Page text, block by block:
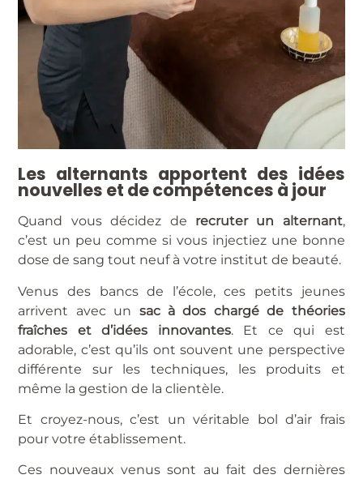
Les alternants apportent des idées
nouvelles et de compétences à jour
Quand vous décidez de recruter un alternant,
c’est un peu comme si vous injectiez une bonne
dose de sang tout neuf à votre institut de beauté.
Venus des bancs de l’école, ces petits jeunes
arrivent avec un sac à dos chargé de théories
fraîches et d’idées innovantes. Et ce qui est
adorable, c’est qu’ils ont souvent une perspective
différente sur les techniques, les produits et
même la gestion de la clientèle.
Et croyez-nous, c’est un véritable bol d’air frais
pour votre établissement.
Ces nouveaux venus sont au fait des dernières